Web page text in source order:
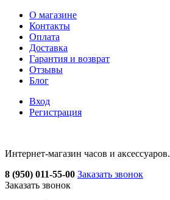
О магазине
Контакты
Оплата
Доставка
Гарантия и возврат
Отзывы
Блог
Вход
Регистрация
Интернет-магазин часов и аксессуаров.
8 (950) 011-55-00 Заказать звонок
Заказать звонок